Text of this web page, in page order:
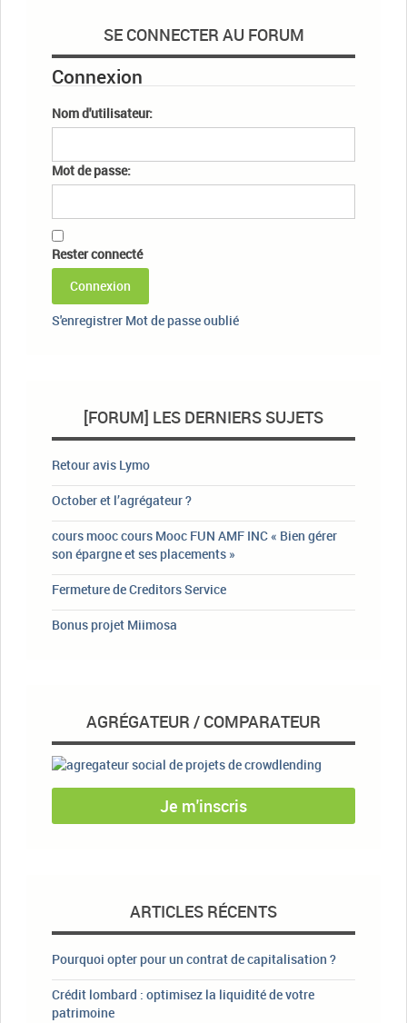
SE CONNECTER AU FORUM
Connexion
Nom d'utilisateur:
Mot de passe:
Rester connecté
Connexion
S'enregistrer Mot de passe oublié
[FORUM] LES DERNIERS SUJETS
Retour avis Lymo
October et l’agrégateur ?
cours mooc cours Mooc FUN AMF INC « Bien gérer
son épargne et ses placements »
Fermeture de Creditors Service
Bonus projet Miimosa
AGRÉGATEUR / COMPARATEUR
Je m'inscris
ARTICLES RÉCENTS
Pourquoi opter pour un contrat de capitalisation ?
Crédit lombard : optimisez la liquidité de votre
patrimoine